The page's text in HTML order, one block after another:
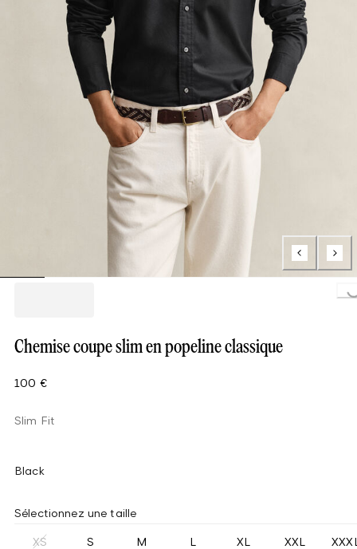
Chemise coupe slim en popeline classique
100 €
Slim Fit
Black
Sélectionnez une taille
XS S M L XL XXL